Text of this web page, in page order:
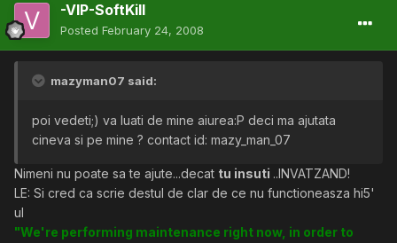
-VIP-SoftKill
Posted February 24, 2008
mazyman07 said:
poi vedeti;) va luati de mine aiurea:P deci ma ajutata
cineva si pe mine ? contact id: mazy_man_07
Nimeni nu poate sa te ajute...decat tu insuti ..INVATZAND!
LE: Si cred ca scrie destul de clar de ce nu functioneasza hi5'
ul
"We're performing maintenance right now, in order to